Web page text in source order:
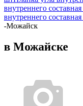
внутреннего
внутреннего
-Можайск
в Можайске